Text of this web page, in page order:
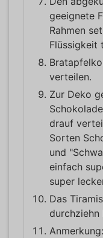
geeignete
Rahmen
Flüssigkeit
verteilen.
Zur Deko
drauf
Sorten
und
einfach
super
Das
durchziehn